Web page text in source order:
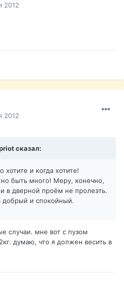
2012
2012
сказал:
хотите и когда хотите!
быть много! Меру, конечно,
в дверной проём не пролезть.
добрый и спокойный.
случаи. мне вот с пузом
думаю, что я должен весить в